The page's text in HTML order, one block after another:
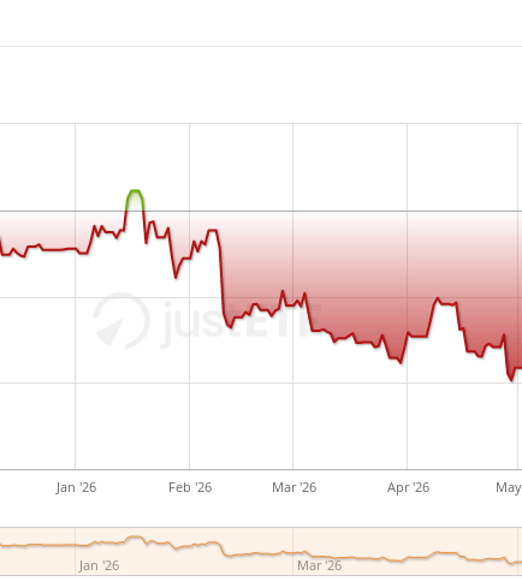
Jan '26 Feb '26 Mar '26 Apr '26
Jan '26 Mar '26